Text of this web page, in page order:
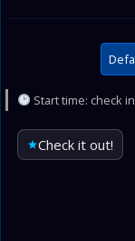
Start time: check in
Check it out!